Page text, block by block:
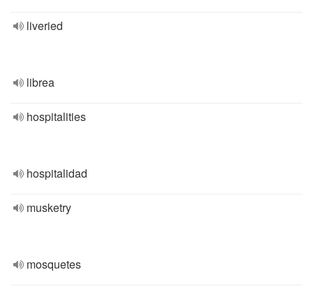
liveried
librea
hospitalities
hospitalidad
musketry
mosquetes